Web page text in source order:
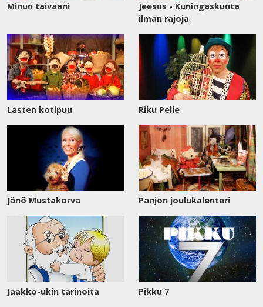
Minun taivaani
Jeesus - Kuningaskunta
ilman rajoja
Lasten kotipuu Riku Pelle
Jänö Mustakorva Panjon joulukalenteri
Jaakko-ukin tarinoita Pikku 7